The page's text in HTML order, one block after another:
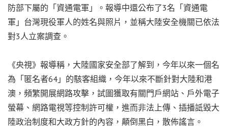
防部下屬的「資通電軍」。報導中還公布了3名「資通電
軍」台灣現役軍人的姓名與照片，並稱大陸安全機關已依法
對3人立案調查。
《央視》報導稱，大陸國家安全部了解到，今年以來一個名
為「匿名者64」的駭客組織，今年以來不斷針對大陸和港
澳，頻繁開展網路攻擊，試圖獲取有關門戶網站、戶外電子
螢幕、網路電視等控制許可權，進而非法上傳、插播詆毀大
陸政治制度和大政方針的內容，顛倒黑白，散佈謠言。